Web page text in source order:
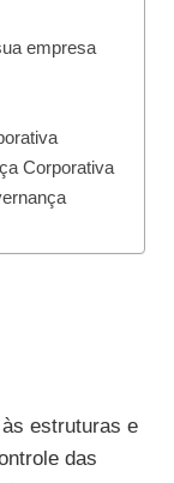
empresa
Corporativa
estruturas e
das